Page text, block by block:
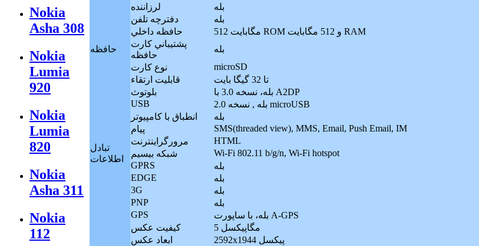
Nokia
Asha 308
Nokia
Lumia
920
Nokia
Lumia
820
Nokia
Asha 311
Nokia
112
لرزاننده
بله
حافظه
دفترچه تلفن
بله
حافظه داخلي
512 مگابايت ROM و 512 مگابايت RAM
پشتيباني کارت
حافظه
بله
نوع کارت
microSD
قابليت ارتقاء
تا 32 گيگا بايت
تبادل
اطلاعات
بلوتوث
بله، نسخه 3.0 با A2DP
USB
بله , نسخه 2.0 microUSB
انطباق با کامپيوتر
بله
پيام
SMS(threaded view), MMS, Email, Push Email, IM
مرورگراينترنت
HTML
شبکه بيسيم
Wi-Fi 802.11 b/g/n, Wi-Fi hotspot
GPRS
بله
EDGE
بله
3G
بله
PNP
بله
GPS
بله، با ساپورت A-GPS
کيفيت عکس
5 مگاپيکسل
ابعاد عکس
2592x1944 پيکسل